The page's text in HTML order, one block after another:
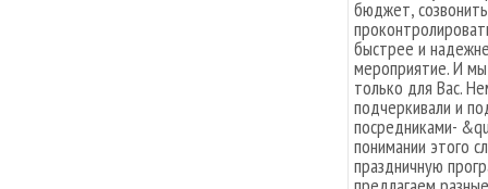
бюджет,
быстрее и
мероприятие. И
только для Вас.
подчеркивали и
посредниками-
понимании этого
праздничную